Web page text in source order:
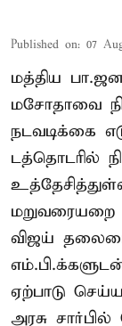
Published on: 07
மத்திய
மசோதாவை
நடவடிக்கை
டத்தொடரில்
மறுவரையறை
விஜய்
ஏற்பாடு
அரசு